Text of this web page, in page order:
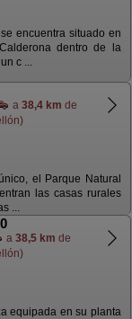
encuentra situado en
dentro de la
c ...
a 38,4 km de
el Parque Natural
las casas rurales
...
a 38,5 km de
equipada en su planta